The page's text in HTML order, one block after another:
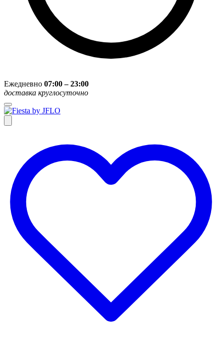
Ежедневно 07:00 – 23:00
доставка круглосуточно